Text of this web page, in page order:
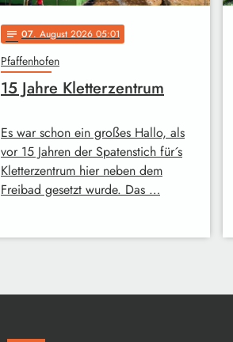
notes 07. August 2026 05:01
Pfaffenhofen
15 Jahre Kletterzentrum
Es war schon ein großes Hallo, als
vor 15 Jahren der Spatenstich für´s
Kletterzentrum hier neben dem
Freibad gesetzt wurde. Das …